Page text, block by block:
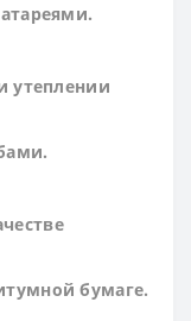
утеплении
бумаге.